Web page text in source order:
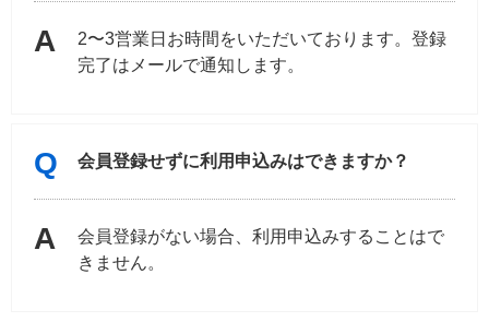
2〜3営業日お時間をいただいております。登録
完了はメールで通知します。
会員登録せずに利用申込みはできますか？
会員登録がない場合、利用申込みすることはで
きません。